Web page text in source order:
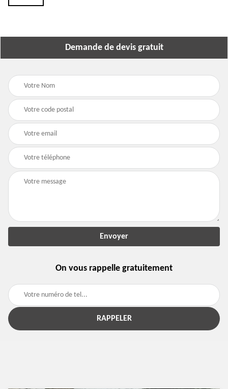
Demande de devis gratuit
On vous rappelle gratuitement